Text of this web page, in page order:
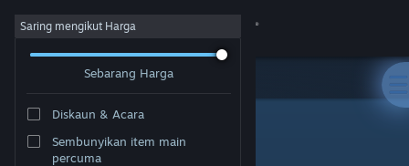
Sign in
Saring mengikut Harga
Sebarang Harga
Diskaun & Acara
Sembunyikan item main
percuma
Pembangun: Vesa Härkönen